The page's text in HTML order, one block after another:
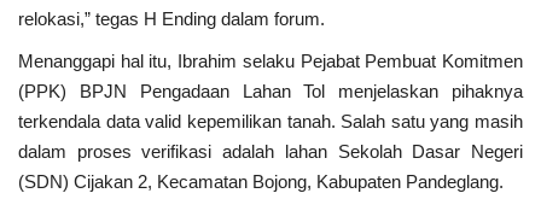
Kriminal
Ekonomi
TNI & POLRI
relokasi,” tegas H Ending dalam forum.
Menanggapi hal itu, Ibrahim selaku Pejabat Pembuat Komitmen
(PPK) BPJN Pengadaan Lahan Tol menjelaskan pihaknya
terkendala data valid kepemilikan tanah. Salah satu yang masih
dalam proses verifikasi adalah lahan Sekolah Dasar Negeri
(SDN) Cijakan 2, Kecamatan Bojong, Kabupaten Pandeglang.